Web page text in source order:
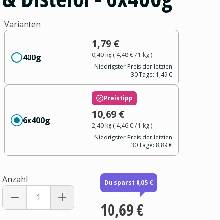
Varianten
400g
1,79 €
0,40 kg( 4,48 €/ 1 kg)
Niedrigster Preis der letzten
30 Tage: 1,49 €
6x400g
Preistipp
10,69 €
2,40 kg( 4,46 €/ 1 kg)
Niedrigster Preis der letzten
30 Tage: 8,89 €
Anzahl Du sparst 0,05 €
10,69 €